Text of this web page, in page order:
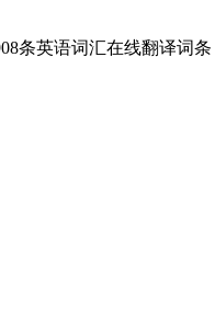
条英语词汇在线翻译词